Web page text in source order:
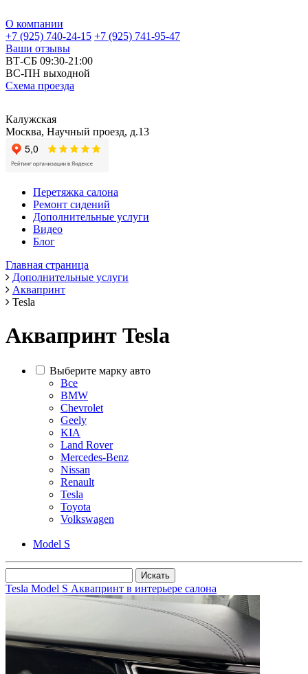
О компании
+7 (925) 740-24-15 +7 (925) 741-95-47
Ваши отзывы
ВТ-СБ 09:30-21:00
ВС-ПН выходной
Схема проезда
Калужская
Москва, Научный проезд, д.13
Перетяжка салона
Ремонт сидений
Дополнительные услуги
Видео
Блог
Главная страница
Дополнительные услуги
Аквапринт
Tesla
Аквапринт Tesla
Выберите марку авто
Все
BMW
Chevrolet
Geely
KIA
Land Rover
Mercedes-Benz
Nissan
Renault
Tesla
Toyota
Volkswagen
Model S
Tesla Model S Аквапринт в интерьере салона